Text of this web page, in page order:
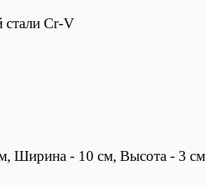
стали Cr-V
Ширина - 10 см, Высота - 3 см